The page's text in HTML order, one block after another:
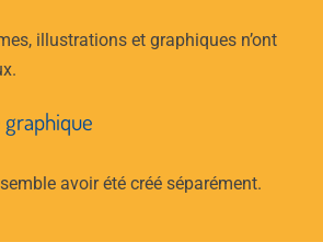
illustrations et graphiques n’ont
avoir été créé séparément.